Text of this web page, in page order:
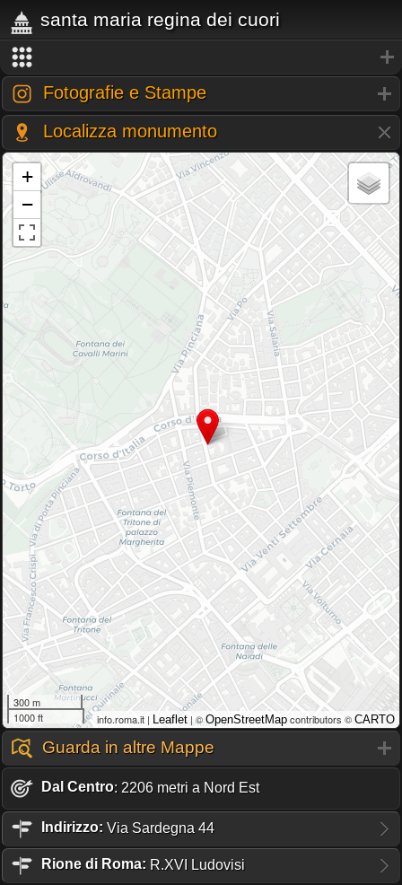
santa maria regina dei cuori
Fotografie e Stampe
Localizza monumento
+
−
300 m
1000 ft
info.roma.it | Leaflet| ©OpenStreetMap contributors © CARTO
Guarda in altre Mappe
Dal Centro: 2206 metri a Nord Est
Indirizzo: Via Sardegna 44
Rione di Roma: R.XVI Ludovisi